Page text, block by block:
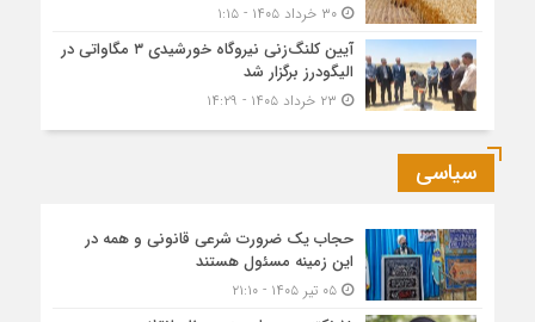
۳۰ خرداد ۱۴۰۵ - ۱:۱۵
آیین کلنگ‌زنی نیروگاه خورشیدی ۳ مگاواتی در
الیگودرز برگزار شد
سیاسی
حجاب یک ضرورت شرعی قانونی و همه در
این زمینه مسئول هستند
۰۵ تیر ۱۴۰۵ - ۲۱:۱۰